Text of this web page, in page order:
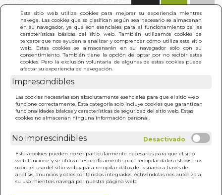
Este sitio web utiliza cookies para mejorar su experiencia mientras
navega. Las cookies que se clasifican según sea necesario se almacenan
en su navegador, ya que son esenciales para el funcionamiento de las
características básicas del sitio web. También utilizamos cookies de
terceros que nos ayudan a analizar y comprender cómo utiliza este sitio
web. Estas cookies se almacenarán en su navegador solo con su
consentimiento. También tiene la opción de optar por no recibir estas
cookies. Pero la exclusión voluntaria de algunas de estas cookies puede
afectar su experiencia de navegación.
Imprescindibles
Las cookies necesarias son absolutamente esenciales para que el sitio web
funcione correctamente. Esta categoría solo incluye cookies que garantizan
funcionalidades básicas y características de seguridad del sitio web. Estas
cookies no almacenan ninguna información personal.
No imprescindibles
Estas cookies pueden no ser particularmente necesarias para que el sitio
web funcione y se utilizan específicamente para recopilar datos estadísticos
sobre el uso del sitio web y para recopilar datos del usuario a través de
análisis, anuncios y otros contenidos integrados. Activándolas nos autoriza a
su uso mientras navega por nuestra página web.
INICIO > VICTORIA DE JUNIN. LA